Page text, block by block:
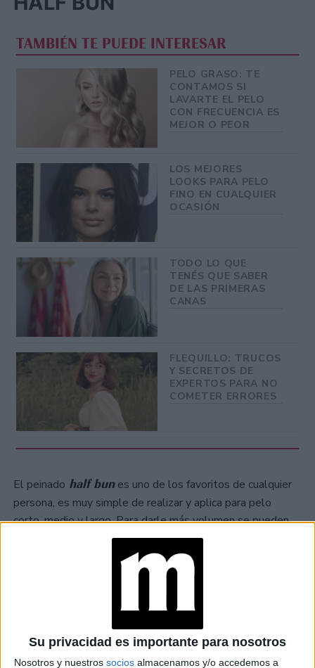
Su privacidad es importante para nosotros
Nosotros y nuestros socios almacenamos y/o accedemos a
TAMBIÉN TE PUEDE INTERESAR
PELO GRASO: TE
CONTAMOS SI
LAVARTE EL PELO
CON FRECUENCIA ES
MEJOR O PEOR
LOS MEJORES
LOOKS PARA PELO
FINO EN CUALQUIER
OCASIÓN
TODO LO QUE
TENÉS QUE SABER
DE LAS PRIMERAS
CANAS
FLEQUILLO: TRUCOS
Y SECRETOS DE
EXPERTOS PARA NO
COMETER ERRORES
El peinado half bunes uno de los favoritos de cualquier
persona, es muy simple de realizar y aplica para pelo
corto, medio y largo. Para darle más volumen se pueden
unos accesorios especiales muy fáciles de usar.